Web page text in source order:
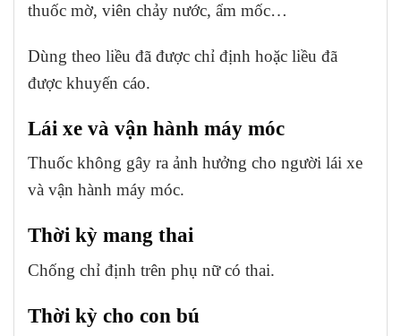
thuốc mờ, viên chảy nước, ẩm mốc…
Dùng theo liều đã được chỉ định hoặc liều đã
được khuyến cáo.
Lái xe và vận hành máy móc
Thuốc không gây ra ảnh hưởng cho người lái xe
và vận hành máy móc.
Thời kỳ mang thai
Chống chỉ định trên phụ nữ có thai.
Thời kỳ cho con bú